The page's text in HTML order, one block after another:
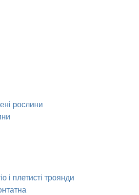
рослини
і плетисті троянди